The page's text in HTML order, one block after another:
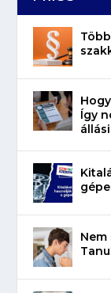
Így